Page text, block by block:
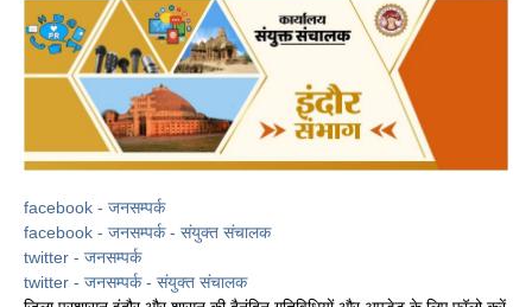
facebook - जनसम्पर्क
facebook - जनसम्पर्क - संयुक्त संचालक
twitter - जनसम्पर्क
twitter - जनसम्पर्क - संयुक्त संचालक